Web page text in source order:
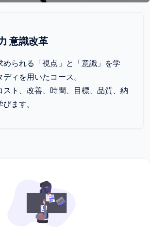
意識改革
められる「視点」と「意識」を学
ディを用いたコース。
スト、改善、時間、目標、品質、納
ます。